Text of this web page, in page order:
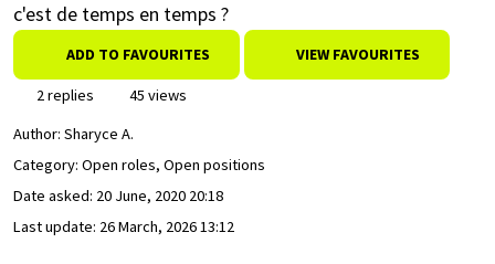
c'est de temps en temps ?
ADD TO FAVOURITES VIEW FAVOURITES
2 replies
45 views
Author: Sharyce A.
Category: Open roles, Open positions
Date asked: 20 June, 2020 20:18
Last update: 26 March, 2026 13:12